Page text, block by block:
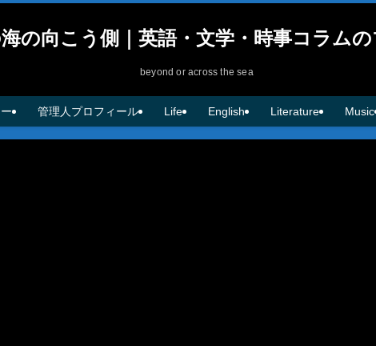
の向こう側｜英語・文学・時事コラム
beyond or across the sea
管理人プロフィール Life English Literature Music